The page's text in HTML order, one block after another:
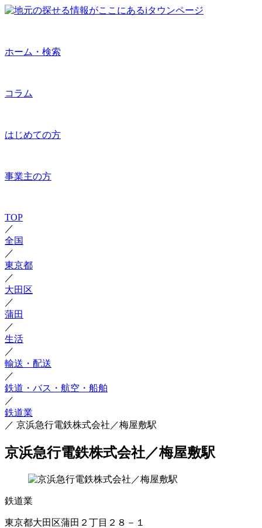
ホーム・検索
コラム
はじめての方
事業主の方
TOP
／
全国
／
東京都
／
大田区
／
蒲田
／
生活
／
輸送・配送
／
鉄道・バス・航空・船舶
／
鉄道業
／ 京浜急行電鉄株式会社／梅屋敷駅
京浜急行電鉄株式会社／梅屋敷駅
鉄道業
東京都大田区蒲田２丁目２８－１